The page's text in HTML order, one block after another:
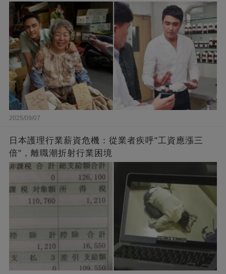
闆的福報
2025/09/07
日本護理行業薪資危機：從業者疾呼"工資應漲三
倍"，離職潮折射行業困境